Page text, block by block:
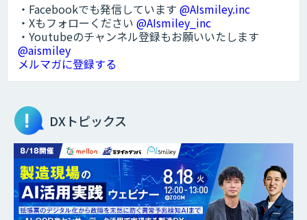
・Facebookでも発信しています @AIsmiley.inc
・Xもフォローください @AIsmiley_inc
・Youtubeのチャンネル登録もお願いいたします
@aismiley
メルマガに登録する
DXトピックス